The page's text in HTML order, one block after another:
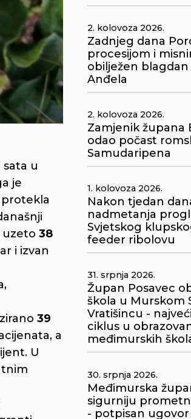
u
je
protekla
uzeto 38
i izvan
39
a
U
2. kolovoza 2026.
Zadnjeg dana
procesijom i
obilježen blagdan
Anđela
2. kolovoza 2026.
Zamjenik župana
odao počast
Samudaripena
1. kolovoza 2026.
Nakon tjedan
nadmetanja
Svjetskog
feeder ribolovu
31. srpnja 2026.
Župan Posavec
škola u Murskom
Vratišincu -
ciklus u
međimurskih
30. srpnja 2026.
Međimurska
sigurniju
- potpisan ugovor